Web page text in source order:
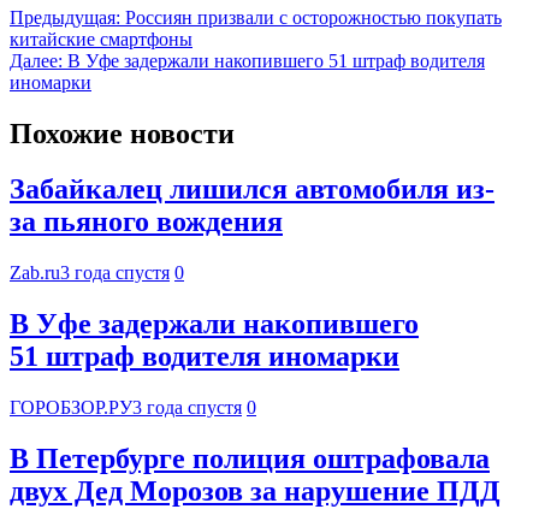
Предыдущая: Россиян призвали с осторожностью покупать
китайские смартфоны
Далее: В Уфе задержали накопившего 51 штраф водителя
иномарки
Похожие новости
Забайкалец лишился автомобиля из-
за пьяного вождения
Zab.ru3 года спустя 0
В Уфе задержали накопившего
51 штраф водителя иномарки
ГОРОБЗОР.РУ3 года спустя 0
В Петербурге полиция оштрафовала
двух Дед Морозов за нарушение ПДД